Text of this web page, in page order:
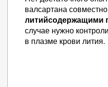
валсартана
литийсодержащими
случае нужно
в плазме крови лития.